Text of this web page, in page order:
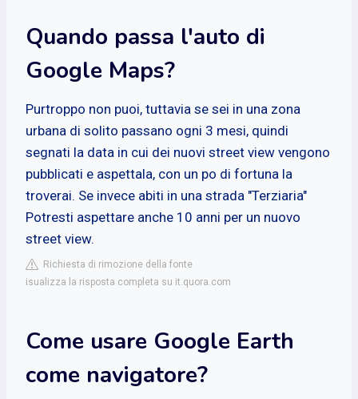
Quando passa l'auto di
Google Maps?
Purtroppo non puoi, tuttavia se sei in una zona
urbana di solito passano ogni 3 mesi, quindi
segnati la data in cui dei nuovi street view vengono
pubblicati e aspettala, con un po di fortuna la
troverai. Se invece abiti in una strada "Terziaria"
Potresti aspettare anche 10 anni per un nuovo
street view.
Richiesta di rimozione della fonte
isualizza la risposta completa su it.quora.com
Come usare Google Earth
come navigatore?